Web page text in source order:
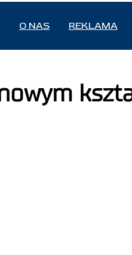
O NAS REKLAMA